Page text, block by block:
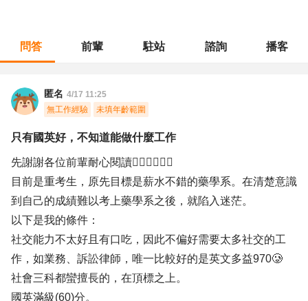
問答 前輩 駐站 諮詢 播客
匿名 4/17 11:25
無工作經驗
未填年齡範圍
只有國英好，不知道能做什麼工作
先謝謝各位前輩耐心閱讀🙇‍♀️🙇‍♀️🙇‍♀️
目前是重考生，原先目標是薪水不錯的藥學系。在清楚意識
到自己的成績難以考上藥學系之後，就陷入迷茫。
以下是我的條件：
社交能力不太好且有口吃，因此不偏好需要太多社交的工
作，如業務、訴訟律師，唯一比較好的是英文多益970🥲
社會三科都蠻擅長的，在頂標之上。
國英滿級(60)分。